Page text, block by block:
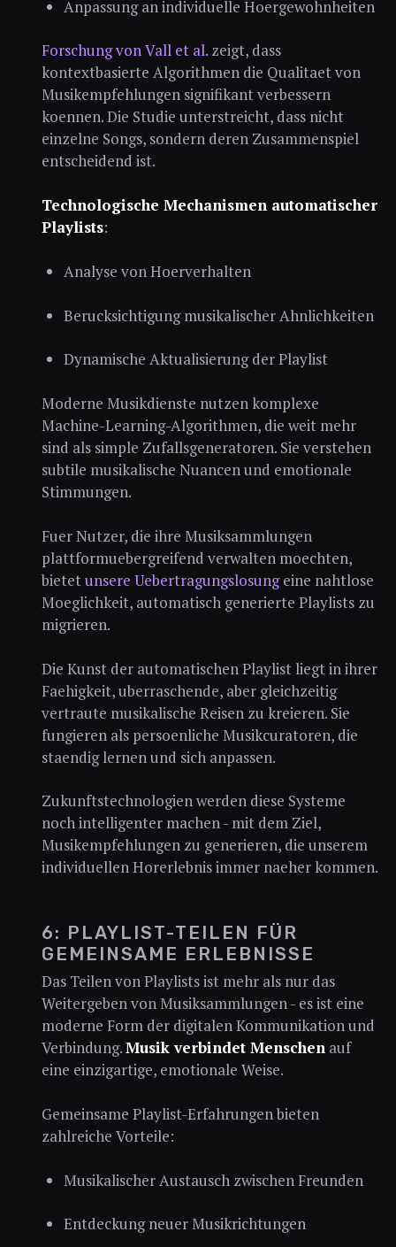
Anpassung an individuelle Hoergewohnheiten
Forschung von Vall et al.zeigt, dass
kontextbasierte Algorithmen die Qualitaet von
Musikempfehlungen signifikant verbessern
koennen. Die Studie unterstreicht, dass nicht
einzelne Songs, sondern deren Zusammenspiel
entscheidend ist.
Technologische Mechanismen automatischer
Playlists:
Analyse von Hoerverhalten
Berucksichtigung musikalischer Ahnlichkeiten
Dynamische Aktualisierung der Playlist
Moderne Musikdienste nutzen komplexe
Machine-Learning-Algorithmen, die weit mehr
sind als simple Zufallsgeneratoren. Sie verstehen
subtile musikalische Nuancen und emotionale
Stimmungen.
Fuer Nutzer, die ihre Musiksammlungen
plattformuebergreifend verwalten moechten,
bietetunsere Uebertragungslosungeine nahtlose
Moeglichkeit, automatisch generierte Playlists zu
migrieren.
Die Kunst der automatischen Playlist liegt in ihrer
Faehigkeit, uberraschende, aber gleichzeitig
vertraute musikalische Reisen zu kreieren. Sie
fungieren als persoenliche Musikcuratoren, die
staendig lernen und sich anpassen.
Zukunftstechnologien werden diese Systeme
noch intelligenter machen - mit dem Ziel,
Musikempfehlungen zu generieren, die unserem
individuellen Horerlebnis immer naeher kommen.
6: PLAYLIST-TEILEN FÜR
GEMEINSAME ERLEBNISSE
Das Teilen von Playlists ist mehr als nur das
Weitergeben von Musiksammlungen - es ist eine
moderne Form der digitalen Kommunikation und
Verbindung.Musik verbindet Menschenauf
eine einzigartige, emotionale Weise.
Gemeinsame Playlist-Erfahrungen bieten
zahlreiche Vorteile:
Musikalischer Austausch zwischen Freunden
Entdeckung neuer Musikrichtungen